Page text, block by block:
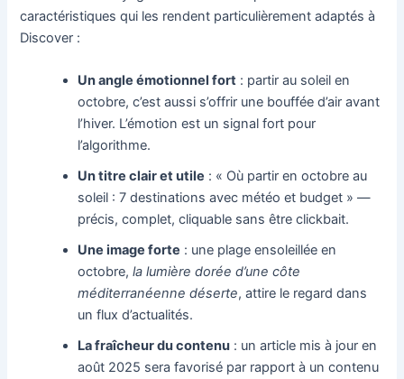
caractéristiques qui les rendent particulièrement adaptés à
Discover :
Un angle émotionnel fort : partir au soleil en
octobre, c’est aussi s’offrir une bouffée d’air avant
l’hiver. L’émotion est un signal fort pour
l’algorithme.
Un titre clair et utile : « Où partir en octobre au
soleil : 7 destinations avec météo et budget » —
précis, complet, cliquable sans être clickbait.
Une image forte : une plage ensoleillée en
octobre,la lumière dorée d’une côte
méditerranéenne déserte, attire le regard dans
un flux d’actualités.
La fraîcheur du contenu : un article mis à jour en
août 2025 sera favorisé par rapport à un contenu